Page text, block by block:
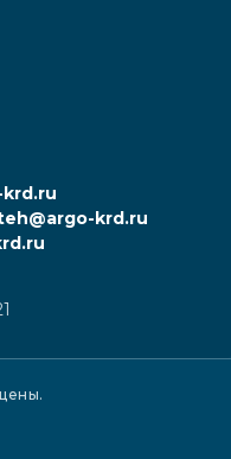
krd.ru
krd.ru